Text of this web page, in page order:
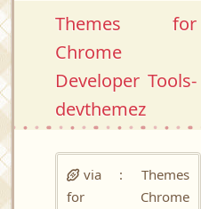
Themes for
Chrome
Developer Tools-
devthemez
via : Themes
for Chrome